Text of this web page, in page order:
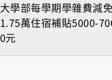
大學部每學期學雜費減免
1.75萬住宿補貼5000-
0元